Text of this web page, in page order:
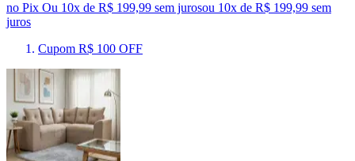
no Pix Ou 10x de R$ 199,99 sem jurosou 10x de R$ 199,99 sem
juros
Cupom R$ 100 OFF